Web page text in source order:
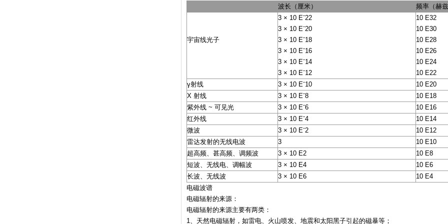
波长（厘米） 频率（赫
宇宙线光子
3 × 10 Eˉ22
3 × 10 Eˉ20
3 × 10 Eˉ18
3 × 10 Eˉ16
3 × 10 Eˉ14
3 × 10 Eˉ12
10 E32
10 E30
10 E28
10 E26
10 E24
10 E22
γ射线
3 × 10 Eˉ10
10 E20
X 射线
3 × 10 Eˉ8
10 E18
紫外线 ~ 可见光
3 × 10 Eˉ6
10 E16
红外线
3 × 10 Eˉ4
10 E14
微波
3 × 10 Eˉ2
10 E12
雷达发射的无线电波
3
10 E10
超高频、甚高频、调频波
3 × 10 E2
10 E8
短波、无线电、调幅波
3 × 10 E4
10 E6
长波、无线波
3 × 10 E6
10 E4
电磁波谱
电磁辐射的来源：
电磁辐射的来源主要有两类：
1、天然电磁辐射，如雷电、火山喷发、地震和太阳黑子引起的磁暴等；